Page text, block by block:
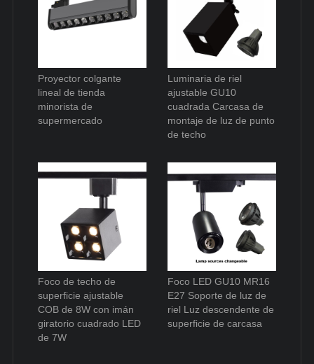
Proyector colgante
lineal de tienda
minorista de
supermercado
Luminaria de riel
ajustable GU10
cuadrada Carcasa de
montaje de luz de punto
de techo
Foco de techo de
superficie ajustable
COB de 8W con imán
giratorio cuadrado LED
de 7W
Foco LED GU10 MR16
E27 Soporte de luz de
riel Luz descendente de
superficie de carcasa